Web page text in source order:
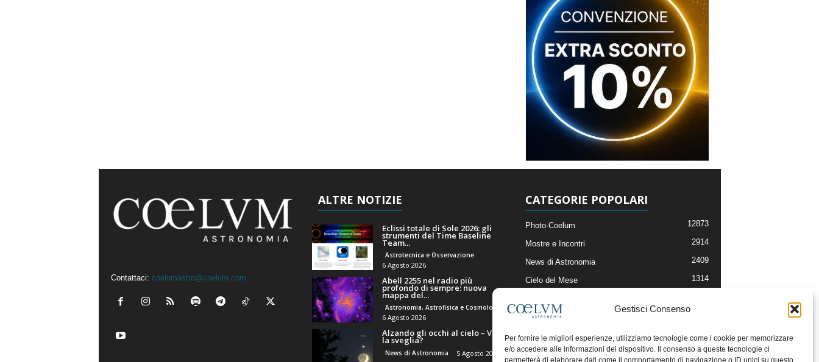
Gestisci Consenso
Per fornire le migliori esperienze, utilizziamo tecnologie come i cookie per memorizzare
e/o accedere alle informazioni del dispositivo. Il consenso a queste tecnologie ci
permetterà di elaborare dati come il comportamento di navigazione o ID unici su questo
Contattaci: coelumastro@coelum.com
ALTRE NOTIZIE
Eclissi totale di Sole 2026: gli
strumenti del Time Baseline
Team...
Astrotecnica e Osservazione
6 Agosto 2026
Abell 2255 nel radio più
profondo di sempre: nuova
mappa del...
Astronomia, Astrofisica e Cosmologia
6 Agosto 2026
Alzando gli occhi al cielo – Vale
la sveglia?
News di Astronomia 5 Agosto 2026
CATEGORIE POPOLARI
Photo-Coelum 12873
Mostre e Incontri 2914
News di Astronomia 2409
Cielo del Mese 1314
Articoli e Risorse On-Line
Il Blog della Redazione